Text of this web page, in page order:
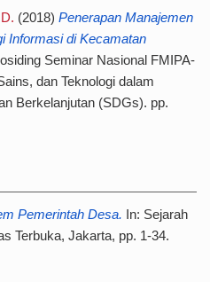
(2018) Penerapan Manajemen
Informasi di Kecamatan
Seminar Nasional FMIPA-
dan Teknologi dalam
Berkelanjutan (SDGs). pp.
Pemerintah Desa. In: Sejarah
Terbuka, Jakarta, pp. 1-34.